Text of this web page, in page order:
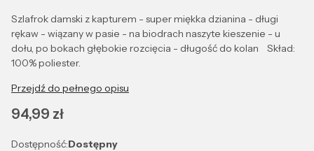
Szlafrok damski z kapturem - super miękka dzianina - długi
rękaw - wiązany w pasie - na biodrach naszyte kieszenie - u
dołu, po bokach głębokie rozcięcia - długość do kolan Skład:
100% poliester.
Przejdź do pełnego opisu
Cena
94,99 zł
Dostępność:Dostępny